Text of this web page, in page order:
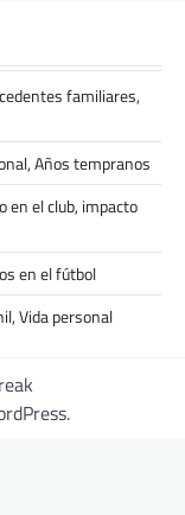
familiares,
Años tempranos
en el club, impacto
en el fútbol
Vida personal
.